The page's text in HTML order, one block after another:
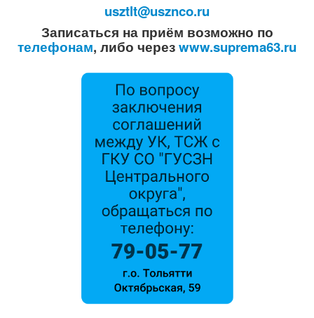
usztlt@usznco.ru
Записаться на приём возможно по
телефонам, либо черезwww.suprema63.ru